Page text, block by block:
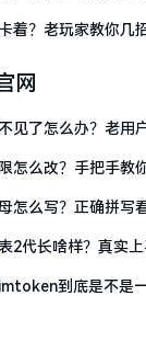
着？老玩家教你几
网
见了怎么办？老用
怎么改？手把手教
怎么写？正确拼写
2代长啥样？真实上
到底是不是